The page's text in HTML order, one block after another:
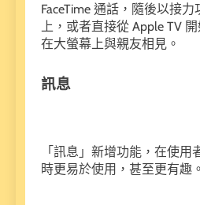
FaceTime 通話，隨後以接
上，或者直接從 Apple TV 開
在大螢幕上與親友相見。
訊息
「訊息」新增功能，在使用
時更易於使用，甚至更有趣。